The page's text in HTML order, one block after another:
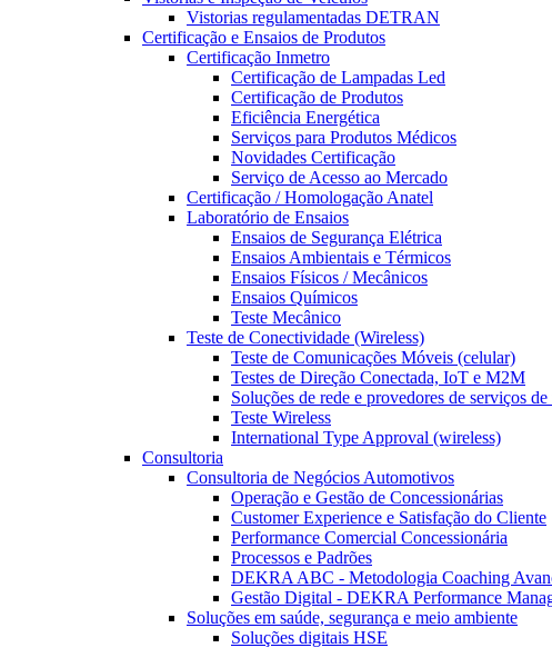
Vistorias regulamentadas DETRAN
Certificação e Ensaios de Produtos
Certificação Inmetro
Certificação de Lampadas Led
Certificação de Produtos
Eficiência Energética
Serviços para Produtos Médicos
Novidades Certificação
Serviço de Acesso ao Mercado
Certificação / Homologação Anatel
Laboratório de Ensaios
Ensaios de Segurança Elétrica
Ensaios Ambientais e Térmicos
Ensaios Físicos / Mecânicos
Ensaios Químicos
Teste Mecânico
Teste de Conectividade (Wireless)
Teste de Comunicações Móveis (celular)
Testes de Direção Conectada, IoT e M2M
Soluções de rede e provedores de serviços
Teste Wireless
International Type Approval (wireless)
Consultoria
Consultoria de Negócios Automotivos
Operação e Gestão de Concessionárias
Customer Experience e Satisfação do Cliente
Performance Comercial Concessionária
Processos e Padrões
DEKRA ABC - Metodologia Coaching
Gestão Digital - DEKRA Performance
Soluções em saúde, segurança e meio ambiente
Soluções digitais HSE